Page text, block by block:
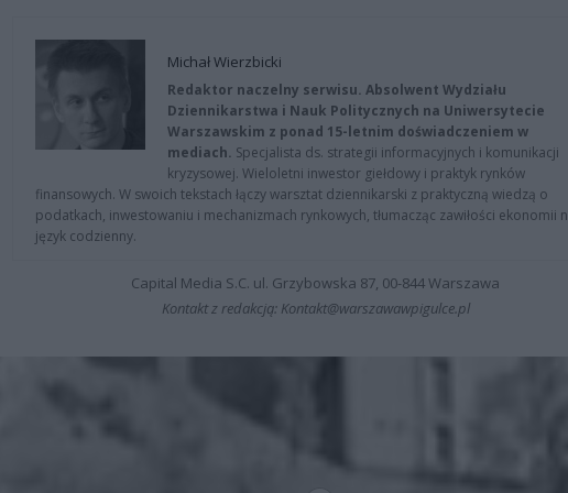
Michał Wierzbicki
Redaktor naczelny serwisu. Absolwent Wydziału
Dziennikarstwa i Nauk Politycznych na Uniwersytecie
Warszawskim z ponad 15-letnim doświadczeniem w
mediach. Specjalista ds. strategii informacyjnych i komunikacji
kryzysowej. Wieloletni inwestor giełdowy i praktyk rynków
finansowych. W swoich tekstach łączy warsztat dziennikarski z praktyczną wiedzą o
podatkach, inwestowaniu i mechanizmach rynkowych, tłumacząc zawiłości ekonomii
język codzienny.
Capital Media S.C. ul. Grzybowska 87, 00-844 Warszawa
Kontakt z redakcją: Kontakt@warszawawpigulce.pl